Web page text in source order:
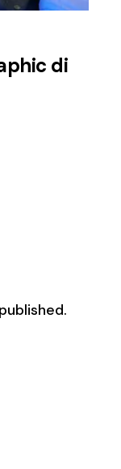
di